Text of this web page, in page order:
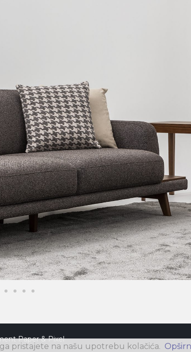
Paper & Pixel
pristajete na našu upotrebu kolačića.